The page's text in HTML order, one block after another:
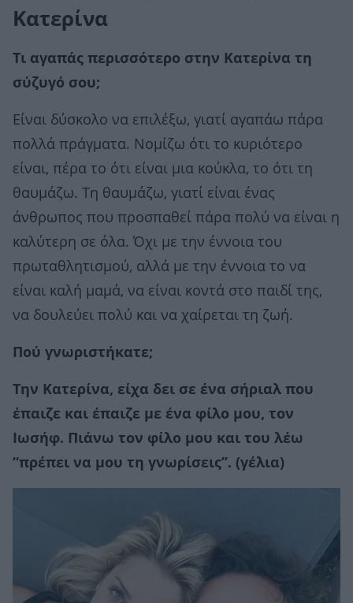
Κατερίνα
Τι αγαπάς περισσότερο στην Κατερίνα τη
σύζυγό σου;
Είναι δύσκολο να επιλέξω, γιατί αγαπάω πάρα
πολλά πράγματα. Νομίζω ότι το κυριότερο
είναι, πέρα το ότι είναι μια κούκλα, το ότι τη
θαυμάζω. Τη θαυμάζω, γιατί είναι ένας
άνθρωπος που προσπαθεί πάρα πολύ να είναι η
καλύτερη σε όλα. Όχι με την έννοια του
πρωταθλητισμού, αλλά με την έννοια το να
είναι καλή μαμά, να είναι κοντά στο παιδί της,
να δουλεύει πολύ και να χαίρεται τη ζωή.
Πού γνωριστήκατε;
Την Κατερίνα, είχα δει σε ένα σήριαλ που
έπαιζε και έπαιζε με ένα φίλο μου, τον
Ιωσήφ. Πιάνω τον φίλο μου και του λέω
“πρέπει να μου τη γνωρίσεις”. (γέλια)